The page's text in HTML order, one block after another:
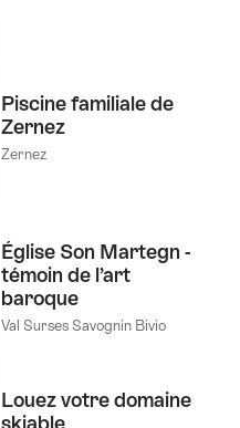
Piscine familiale de
Zernez
Zernez
Église Son Martegn -
témoin de l’art
baroque
Val Surses Savognin Bivio
Louez votre domaine
skiable